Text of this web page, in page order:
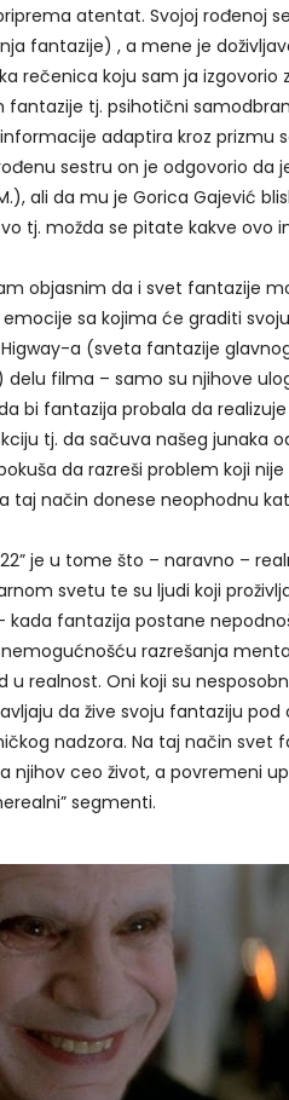
atentat. Svojoj rođenoj
fantazije) , a mene je
rečenica koju sam ja izgovorio
tj. psihotični
adaptira kroz prizmu
sestru on je odgovorio da
ali da mu je Gorica Gajević
tj. možda se pitate kakve ovo
objasnim da i svet fantazije
sa kojima će graditi
a (sveta fantazije
filma – samo su njihove
bi fantazija probala da
tj. da sačuva našeg junaka
da razreši problem koji
taj način donese neophodnu
je u tome što – naravno –
svetu te su ljudi koji
kada fantazija postane
razrešanja
u realnost. Oni koji su
da žive svoju fantaziju
nadzora. Na taj način svet
njihov ceo život, a povremeni
segmenti.